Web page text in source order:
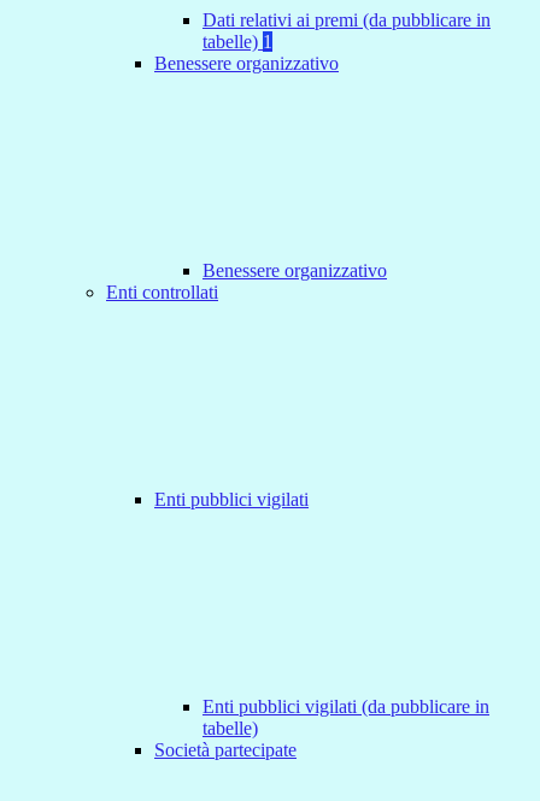
Dati relativi ai premi (da pubblicare in
tabelle) 1
Benessere organizzativo
Benessere organizzativo
Enti controllati
Enti pubblici vigilati
Enti pubblici vigilati (da pubblicare in
tabelle)
Società partecipate